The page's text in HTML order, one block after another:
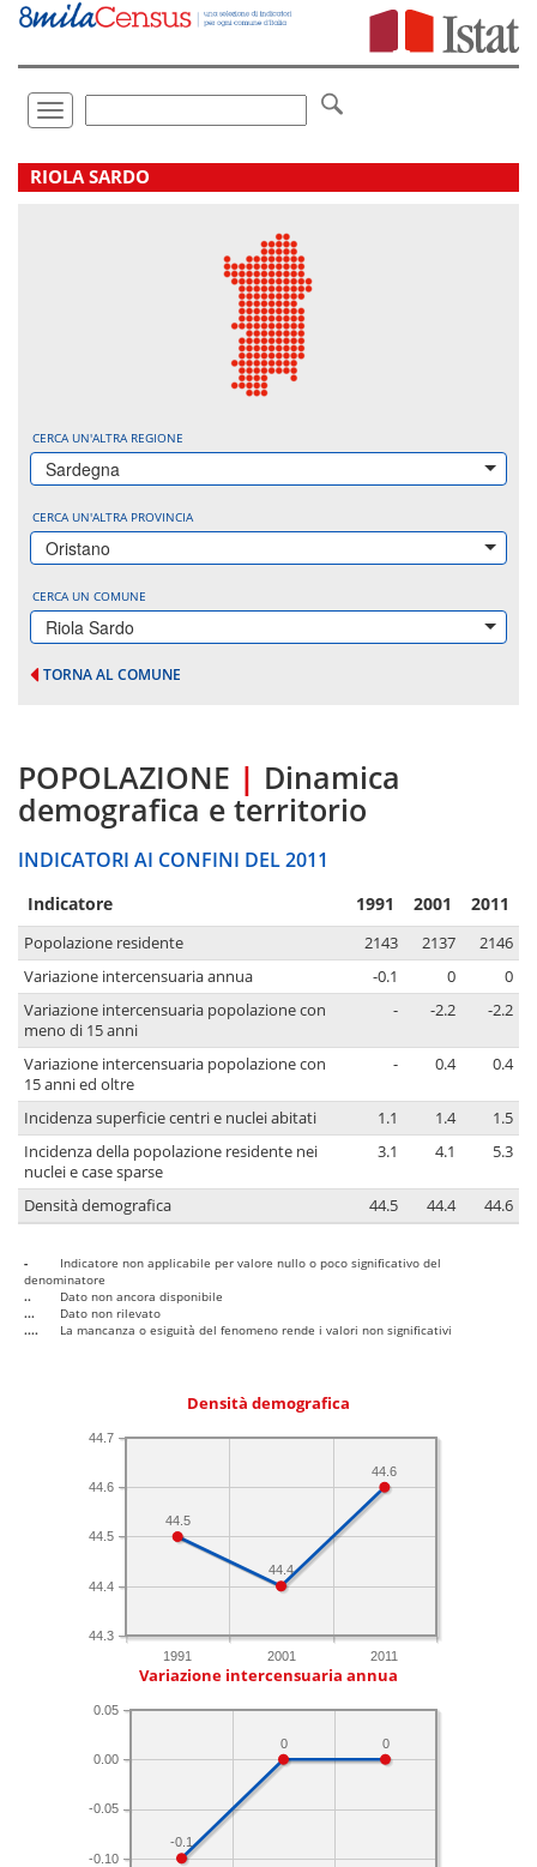
Vai
direttamente
Toggle
navigation
.
RIOLA SARDO
CERCA UN'ALTRA REGIONE
Sardegna
CERCA UN'ALTRA PROVINCIA
Oristano
CERCA UN COMUNE
Riola Sardo
TORNA AL COMUNE
POPOLAZIONE | Dinamica
demografica e territorio
INDICATORI AI CONFINI DEL 2011
Indicatore 1991 2001 2011
Popolazione residente 2143 2137
2146
Variazione intercensuaria annua
-0.1 0
0
Variazione intercensuaria popolazione con
meno di 15 anni
- -2.2 -2.2
Variazione intercensuaria popolazione con
15 anni ed oltre
- 0.4 0.4
Incidenza superficie centri e nuclei abitati 1.1 1.4
1.5
Incidenza della popolazione residente nei
nuclei e case sparse
3.1 4.1 5.3
Densità demografica 44.5 44.4 44.6
-
Indicatore non applicabile per valore nullo o poco significativo del
denominatore
..
Dato non ancora disponibile
...
Dato non rilevato
....
La mancanza o esiguità del fenomeno rende i valori non significativi
Densità demografica
1991 2001 2011
44.3
44.4
44.5
44.6
44.7
44.6
44.4
44.5
Variazione intercensuaria annua
-0.10
-0.05
0.00
0.05
0
0
-0.1